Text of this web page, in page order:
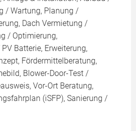
/ Wartung, Planung /
Dach Vermietung /
/ Optimierung,
Batterie, Erweiterung,
Fördermittelberatung,
Blower-Door-Test /
Vor-Ort Beratung,
(iSFP), Sanierung /